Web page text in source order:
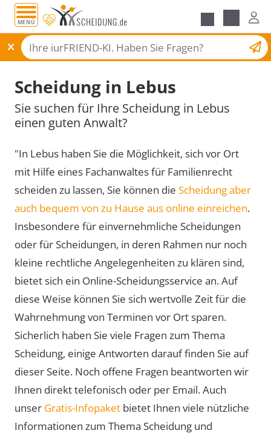
MENÜ
Scheidungsantrag
Scheidung in Lebus
Sie suchen für Ihre Scheidung in Lebus
einen guten Anwalt?
"In Lebus haben Sie die Möglichkeit, sich vor Ort
mit Hilfe eines Fachanwaltes für Familienrecht
scheiden zu lassen, Sie können die Scheidung aber
auch bequem von zu Hause aus online einreichen.
Insbesondere für einvernehmliche Scheidungen
oder für Scheidungen, in deren Rahmen nur noch
kleine rechtliche Angelegenheiten zu klären sind,
bietet sich ein Online-Scheidungsservice an. Auf
diese Weise können Sie sich wertvolle Zeit für die
Wahrnehmung von Terminen vor Ort sparen.
Sicherlich haben Sie viele Fragen zum Thema
Scheidung, einige Antworten darauf finden Sie auf
dieser Seite. Noch offene Fragen beantworten wir
Ihnen direkt telefonisch oder per Email. Auch
unser Gratis-Infopaket bietet Ihnen viele nützliche
Informationen zum Thema Scheidung und